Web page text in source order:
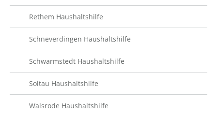
Rethem Haushaltshilfe
Schneverdingen Haushaltshilfe
Schwarmstedt Haushaltshilfe
Soltau Haushaltshilfe
Walsrode Haushaltshilfe